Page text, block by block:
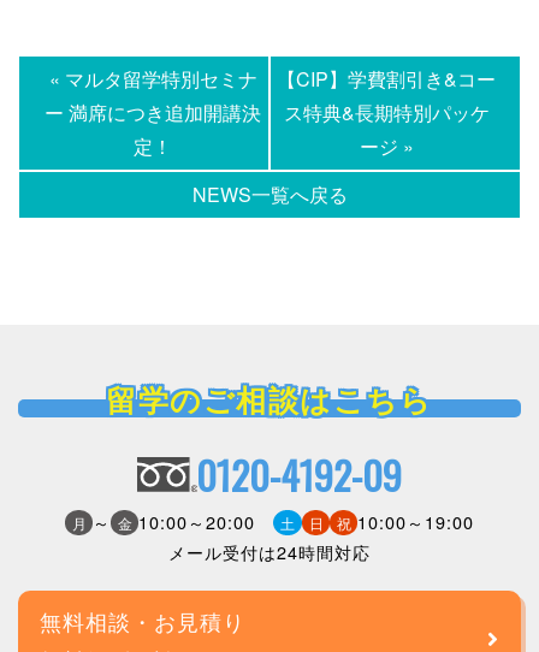
« マルタ留学特別セミナ
ー 満席につき追加開講決
定！
NEWS一覧へ戻る
【CIP】学費割引き&コー
ス特典&長期特別パッケ
ージ »
留学のご相談はこちら
0120-4192-09
月 ～ 金 10:00～20:00 土 日 祝 10:00～19:00
メール受付は24時間対応
無料相談・お見積り